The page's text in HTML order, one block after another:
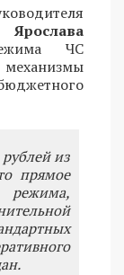
Ярослава
ЧС
из
прямое
режима,